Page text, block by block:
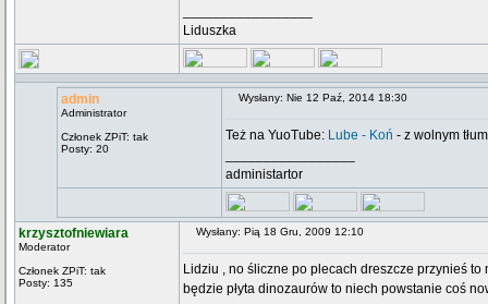
Liduszka
admin
Administrator
Członek ZPiT: tak
Posty: 20
Wysłany: Nie 12 Paź, 2014 18:30
Też na YuoTube: Lube - Koń - z wolnym
administartor
krzysztofniewiara
Moderator
Członek ZPiT: tak
Posty: 135
Wysłany: Pią 18 Gru, 2009 12:10
Lidziu , no śliczne po plecach dreszcze przynieś
będzie płyta dinozaurów to niech powstanie coś